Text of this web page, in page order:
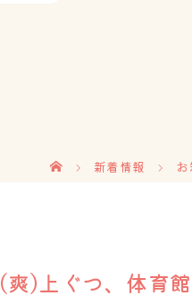
新着情報
(爽)上ぐつ、体育